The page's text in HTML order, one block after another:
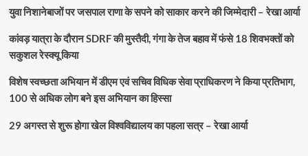
युवा निशानेबाजों पर जसपाल राणा के सपने को साकार करने की जिम्मेदारी – रेखा आर्या
कांवड़ यात्रा के दौरान SDRF की मुस्तैदी, गंगा के तेज बहाव में फंसे 18 शिवभक्तों को
सकुशल रेस्क्यू किया
विशेष स्वच्छता अभियान में डीएम एवं सचिव विधिक सेवा प्राधिकरण ने किया प्रतिभाग,
100 से अधिक लोग बने इस अभियान का हिस्सा
29 अगस्त से शुरू होगा खेल विश्वविद्यालय का पहला सत्र – रेखा आर्या